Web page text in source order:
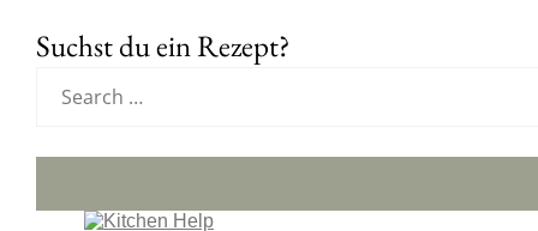
Suchst du ein Rezept?